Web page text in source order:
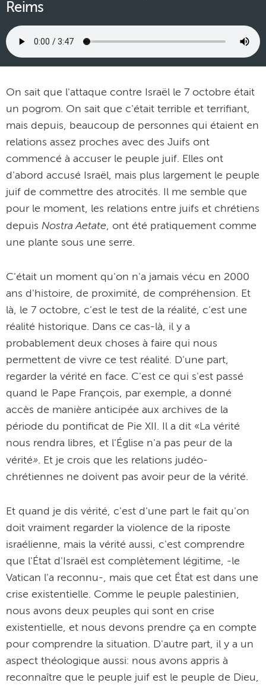
Reims
On sait que l'attaque contre Israël le 7 octobre était
un pogrom. On sait que c'était terrible et terrifiant,
mais depuis, beaucoup de personnes qui étaient en
relations assez proches avec des Juifs ont
commencé à accuser le peuple juif. Elles ont
d'abord accusé Israël, mais plus largement le peuple
juif de commettre des atrocités. Il me semble que
pour le moment, les relations entre juifs et chrétiens
depuis Nostra Aetate, ont été pratiquement comme
une plante sous une serre.
C'était un moment qu'on n'a jamais vécu en 2000
ans d'histoire, de proximité, de compréhension. Et
là, le 7 octobre, c'est le test de la réalité, c'est une
réalité historique. Dans ce cas-là, il y a
probablement deux choses à faire qui nous
permettent de vivre ce test réalité. D'une part,
regarder la vérité en face. C'est ce qui s'est passé
quand le Pape François, par exemple, a donné
accès de manière anticipée aux archives de la
période du pontificat de Pie XII. Il a dit «La vérité
nous rendra libres, et l'Église n'a pas peur de la
vérité». Et je crois que les relations judéo-
chrétiennes ne doivent pas avoir peur de la vérité.
Et quand je dis vérité, c'est d'une part le fait qu'on
doit vraiment regarder la violence de la riposte
israélienne, mais la vérité aussi, c'est comprendre
que l'État d'Israël est complètement légitime, -le
Vatican l'a reconnu-, mais que cet État est dans une
crise existentielle. Comme le peuple palestinien,
nous avons deux peuples qui sont en crise
existentielle, et nous devons prendre ça en compte
pour comprendre la situation. D'autre part, il y a un
aspect théologique aussi: nous avons appris à
reconnaître que le peuple juif est le peuple de Dieu,